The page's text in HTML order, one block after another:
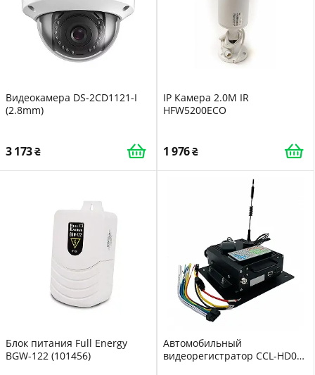
Видеокамера DS-2CD1121-I
(2.8mm)
3 173
IP Камера 2.0M IR
HFW5200ECO
1 976
Блок питания Full Energy
BGW-122 (101456)
Автомобильный
видеорегистратор CCL-HD04-